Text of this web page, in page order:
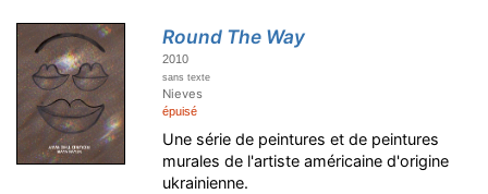
Round The Way
2010
sans texte
Nieves
épuisé
Une série de peintures et de peintures
murales de l'artiste américaine d'origine
ukrainienne.